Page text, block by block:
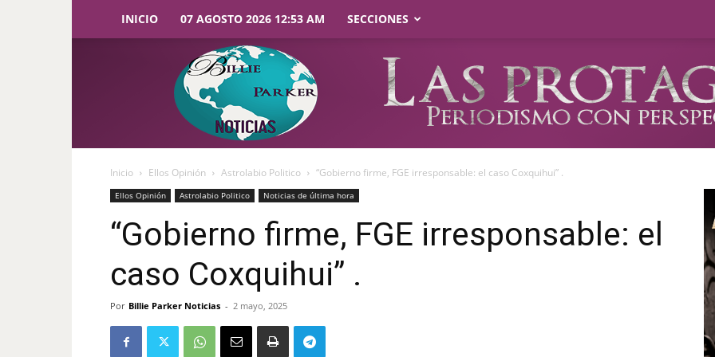
INICIO 07 AGOSTO 2026 12:53 AM SECCIONES
Parker
Noticias
Inicio Ellos Opinión Astrolabio Politico “Gobierno firme, FGE irresponsable: el caso Coxquihui” .
Ellos Opinión Astrolabio Politico Noticias de última hora
“Gobierno firme, FGE irresponsable: el
caso Coxquihui” .
Por Billie Parker Noticias - 2 mayo, 2025